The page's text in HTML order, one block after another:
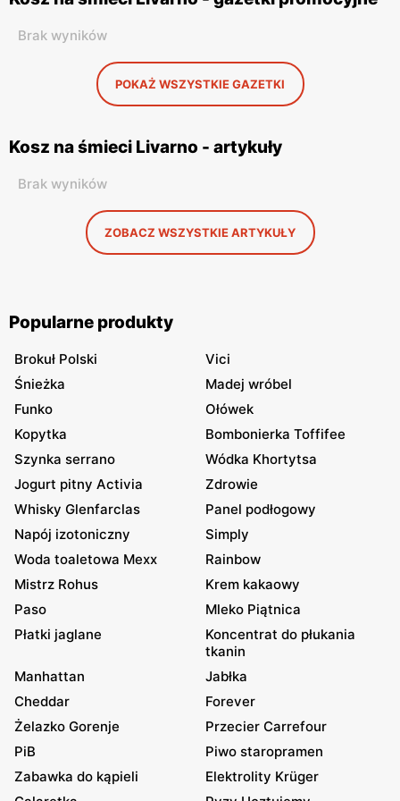
Brak wyników
POKAŻ WSZYSTKIE GAZETKI
Kosz na śmieci Livarno - artykuły
Brak wyników
ZOBACZ WSZYSTKIE ARTYKUŁY
Popularne produkty
Brokuł Polski
Vici
Śnieżka
Madej wróbel
Funko
Ołówek
Kopytka
Bombonierka Toffifee
Szynka serrano
Wódka Khortytsa
Jogurt pitny Activia
Zdrowie
Whisky Glenfarclas
Panel podłogowy
Napój izotoniczny
Simply
Woda toaletowa Mexx
Rainbow
Mistrz Rohus
Krem kakaowy
Paso
Mleko Piątnica
Płatki jaglane
Koncentrat do płukania
tkanin
Manhattan
Jabłka
Cheddar
Forever
Żelazko Gorenje
Przecier Carrefour
PiB
Piwo staropramen
Zabawka do kąpieli
Elektrolity Krüger